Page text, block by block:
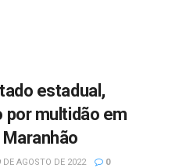
estadual,
por multidão em
AGOSTO DE 2022 0